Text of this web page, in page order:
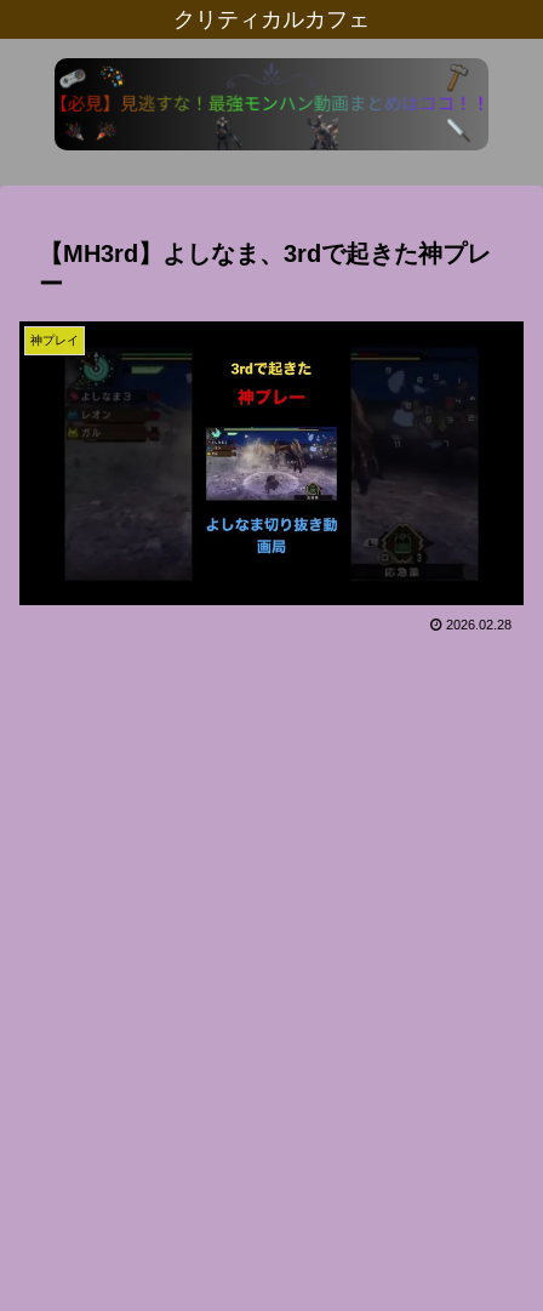
クリティカルカフェ
【MH3rd】よしなま、3rdで起きた神プレ
ー
神プレイ
2026.02.28